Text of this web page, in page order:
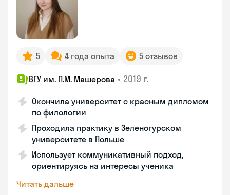
5 4 года опыта 5 отзывов
ВГУ им. П.М. Машерова • 2019 г.
Окончила университет с красным дипломом
по филологии
Проходила практику в Зеленогурском
университете в Польше
Использует коммуникативный подход,
ориентируясь на интересы ученика
Читать дальше